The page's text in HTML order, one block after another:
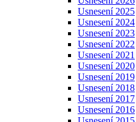
Usnesení 2025
Usnesení 2024
Usnesení 2023
Usnesení 2022
Usnesení 2021
Usnesení 2020
Usnesení 2019
Usnesení 2018
Usnesení 2017
Usnesení 2016